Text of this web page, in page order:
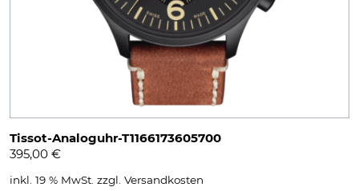
Tissot-Analoguhr-T1166173605700
395,00 €
inkl. 19 % MwSt. zzgl. Versandkosten